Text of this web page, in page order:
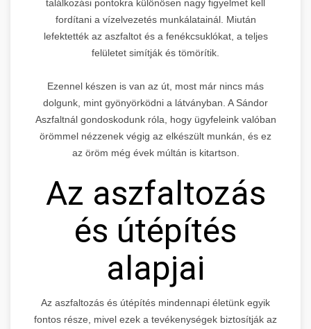
találkozási pontokra különösen nagy figyelmet kell
fordítani a vízelvezetés munkálatainál. Miután
lefektették az aszfaltot és a fenékcsuklókat, a teljes
felületet simítják és tömörítik.
Ezennel készen is van az út, most már nincs más
dolgunk, mint gyönyörködni a látványban. A Sándor
Aszfaltnál gondoskodunk róla, hogy ügyfeleink valóban
örömmel nézzenek végig az elkészült munkán, és ez
az öröm még évek múltán is kitartson.
Az aszfaltozás
és útépítés
alapjai
Az aszfaltozás és útépítés mindennapi életünk egyik
fontos része, mivel ezek a tevékenységek biztosítják az